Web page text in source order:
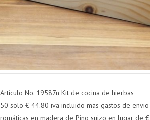
No. 19587n Kit de cocina de hierbas
solo € 44.80 iva incluido mas gastos de envio